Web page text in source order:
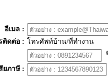
อีเมล :
ติดต่อ : โทรศัพท์บ้าน/ที่ทำงาน
ยภาษี :